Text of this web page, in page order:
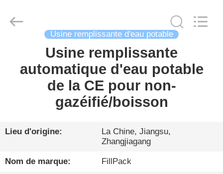
MAISON
PRODUITS
SUJET
NOUS
PACK
Machinery
Usine remplissante d'eau potable
Usine remplissante
automatique d'eau potable
de la CE pour non-
gazéifié/boisson
Lieu d'origine:
La Chine, Jiangsu,
Zhangjiagang
Nom de marque: FillPack